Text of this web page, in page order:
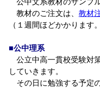
教材のご注文は、 教材
（１週間ほどかかります。
■公中理系
公立中高一貫校受験対
していきます。
その日に勉強する予定